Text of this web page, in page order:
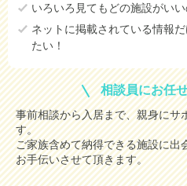
いろいろ見てもどの施設がいい
ネットに掲載されている情報
たい！
相談員にお任
事前相談から入居まで、親身にサ
す。
ご家族含めて納得できる施設に出
お手伝いさせて頂きます。